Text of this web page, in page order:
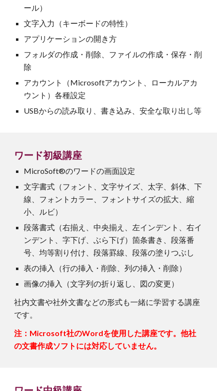
ール）
文字入力（キーボードの特性）
アプリケーションの開き方
フォルダの作成・削除、ファイルの作成・保存・削
除
アカウント（Microsoftアカウント、ローカルアカ
ウント）各種設定
USBからの読み取り、書き込み、安全な取り出し等
ワード初級講座
MicroSoft®のワードの画面設定
文字書式（フォント、文字サイズ、太字、斜体、下
線、フォントカラー、フォントサイズの拡大、縮
小、ルビ）
段落書式（右揃え、中央揃え、左インデント、右イ
ンデント、字下げ、ぶら下げ）箇条書き、段落番
号、均等割り付け、段落罫線、段落の塗りつぶし
表の挿入（行の挿入・削除、列の挿入・削除）
画像の挿入（文字列の折り返し、図の変更）
社内文書や社外文書などの形式も一緒に学習する講座
です。
注：Microsoft社のWordを使用した講座です。他社
の文書作成ソフトには対応していません。